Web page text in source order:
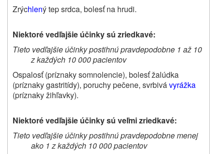
Zrýchlený tep srdca, bolesť na hrudi.
Niektoré vedľajšie účinky sú zriedkavé:
Tieto vedľajšie účinky postihnú pravdepodobne 1 až 10
z každých 10 000 pacientov
Ospalosť (príznaky somnolencie), bolesť žalúdka
(príznaky gastritídy), poruchy pečene, svrbivávyrážka
(príznaky žihľavky).
Niektoré vedľajšie účinky sú veľmi zriedkavé:
Tieto vedľajšie účinky postihnú pravdepodobne menej
ako 1 z každých 10 000 pacientov